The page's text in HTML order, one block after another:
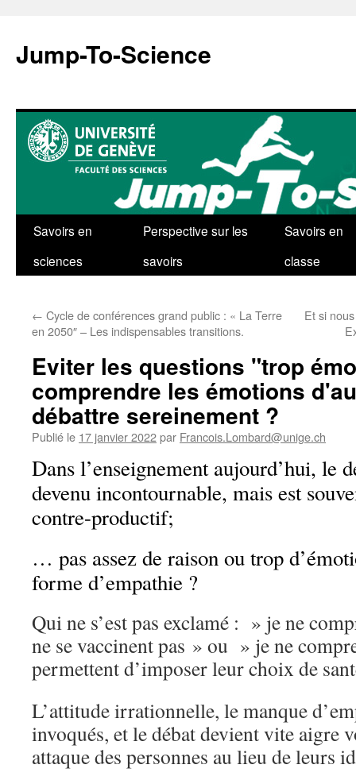
contenu
Jump-To-Science
Savoirs en
sciences
Perspective sur les
savoirs
Savoirs en
classe
← Cycle de conférences grand public : « La Terre
en 2050″ – Les indispensables transitions.
Et si
Eviter les questions "trop
comprendre les émotions
débattre sereinement ?
Publié le 17 janvier 2022par Francois.Lombard@unige.ch
Dans l’enseignement aujourd’hui, le
devenu incontournable, mais est
contre-productif;
… pas assez de raison ou trop
forme d’empathie ?
Qui ne s’est pas exclamé : » je ne
ne se vaccinent pas » ou » je ne
permettent d’imposer leur choix de
L’attitude irrationnelle, le manque
invoqués, et le débat devient vite aigre
attaque des personnes au lieu de leurs